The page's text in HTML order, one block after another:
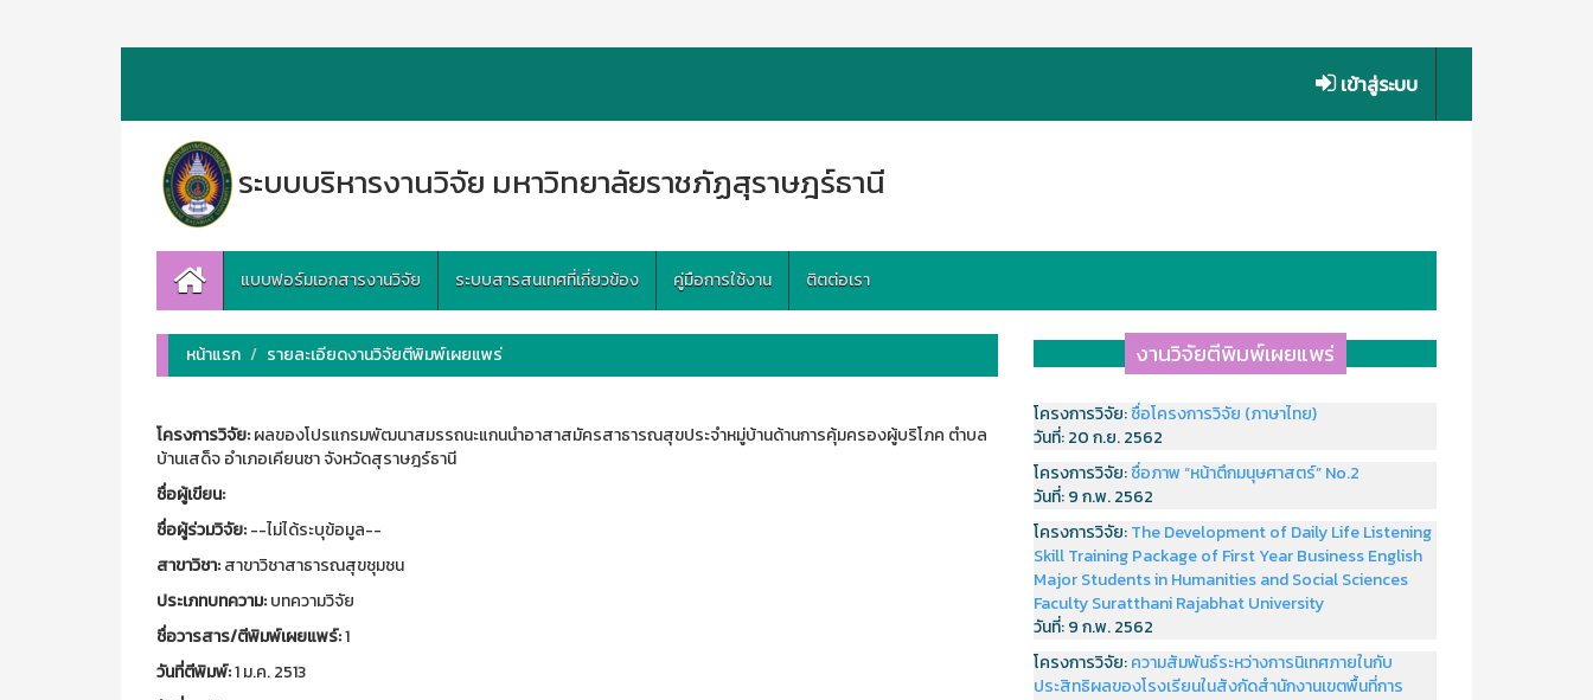
เข้าสู่ระบบ
ระบบบริหารงานวิจัย มหาวิทยาลัยราชภัฏสุราษฎร์ธานี
แบบฟอร์มเอกสารงานวิจัย ระบบสารสนเทศที่เกี่ยวข้อง คู่มือการใช้งาน ติตต่อเรา
หน้าแรก รายละเอียดงานวิจัยตีพิมพ์เผยแพร่
โครงการวิจัย:ผลของโปรแกรมพัฒนาสมรรถนะแกนนำอาสาสมัครสาธารณสุขประจำหมู่บ้านด้านการคุ้มครองผู้บริโภค ตำบล
บ้านเสด็จ อำเภอเคียนซา จังหวัดสุราษฎร์ธานี
ชื่อผู้เขียน:
ชื่อผู้ร่วมวิจัย:--ไม่ได้ระบุข้อมูล--
สาขาวิชา:สาขาวิชาสาธารณสุขชุมชน
ประเภทบทความ:บทความวิจัย
ชื่อวารสาร/ตีพิมพ์เผยแพร์:1
วันที่ตีพิมพ์:1 ม.ค. 2513
งานวิจัยตีพิมพ์เผยแพร่
โครงการวิจัย:ชื่อโครงการวิจัย (ภาษาไทย)
วันที่:20 ก.ย. 2562
โครงการวิจัย:ชื่อภาพ “หน้าตึกมนุษศาสตร์” No.2
วันที่:9 ก.พ. 2562
โครงการวิจัย:The Development of Daily Life Listening
Skill Training Package of First Year Business English
Major Students in Humanities and Social Sciences
Faculty Suratthani Rajabhat University
วันที่:9 ก.พ. 2562
โครงการวิจัย:ความสัมพันธ์ระหว่างการนิเทศภายในกับ
ประสิทธิผลของโรงเรียนในสังกัดสำนักงานเขตพื้นที่การ